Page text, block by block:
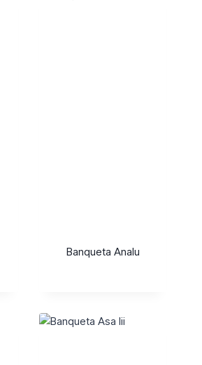
Banqueta Analu